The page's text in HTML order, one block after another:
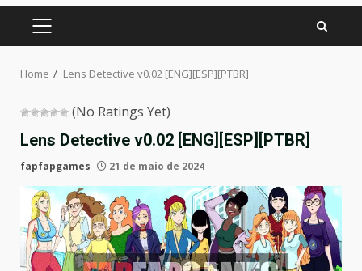
PRIMARY
MENU
Home Lens Detective v0.02 [ENG][ESP][PTBR]
(No Ratings Yet)
Lens Detective v0.02 [ENG][ESP][PTBR]
fapfapgames 21 de maio de 2024